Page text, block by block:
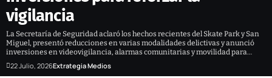
vigilancia
La Secretaría de Seguridad aclaró los hechos recientes del Skate Park y San
Miguel, presentó reducciones en varias modalidades delictivas y anunció
inversiones en videovigilancia, alarmas comunitarias y movilidad para…
22 Julio, 2026Extrategia Medios